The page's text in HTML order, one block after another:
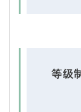
等级